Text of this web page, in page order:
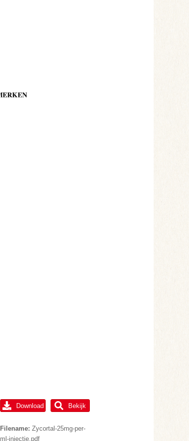
Download Bekijk
Filename:Zycortal-25mg-per-
ml-injectie.pdf